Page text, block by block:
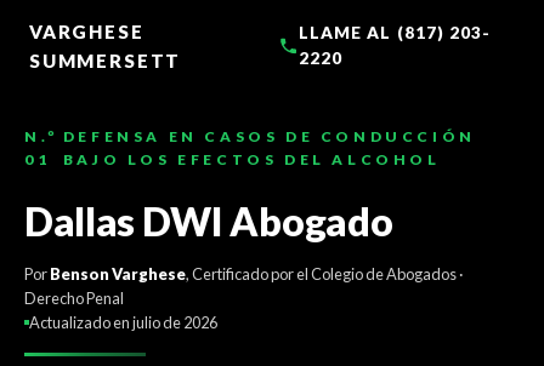
CONTENIDO
VARGHESE
SUMMERSETT
LLAME AL (817) 203-
2220
N.º
01
DEFENSA EN CASOS DE CONDUCCIÓN
BAJO LOS EFECTOS DEL ALCOHOL
Dallas DWI Abogado
PorBenson Varghese, Certificado por el Colegio de Abogados ·
Derecho Penal
Actualizado en julio de 2026